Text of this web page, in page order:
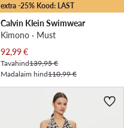
extra -25% Kood: LAST
Calvin Klein Swimwear
Kimono · Must
Praegune hind
92,99€
Tavahind139,95 €
Madalaim hind110,99 €